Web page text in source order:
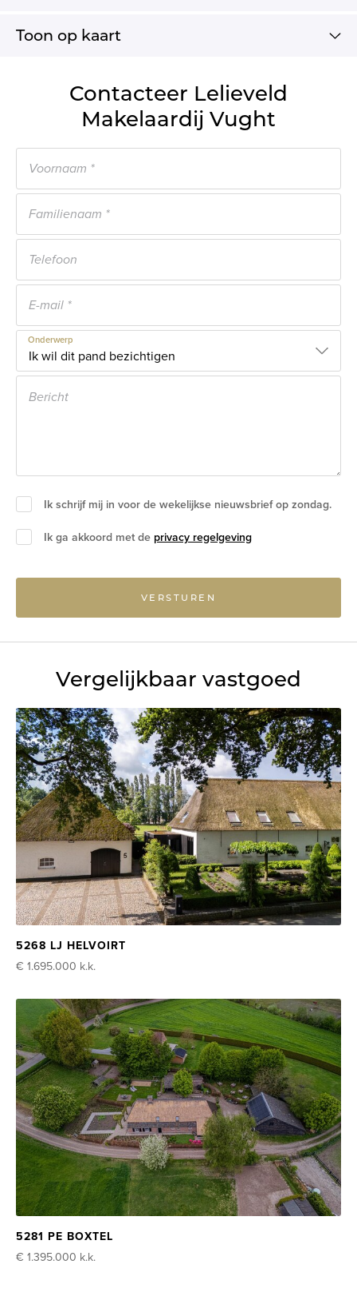
Toon op kaart
Contacteer Lelieveld
Makelaardij Vught
Onderwerp
Ik schrijf mij in voor de wekelijkse nieuwsbrief op zondag.
Ik ga akkoord met de privacy regelgeving
VERSTUREN
Vergelijkbaar vastgoed
5268 LJ HELVOIRT
€ 1.695.000 k.k.
5281 PE BOXTEL
€ 1.395.000 k.k.